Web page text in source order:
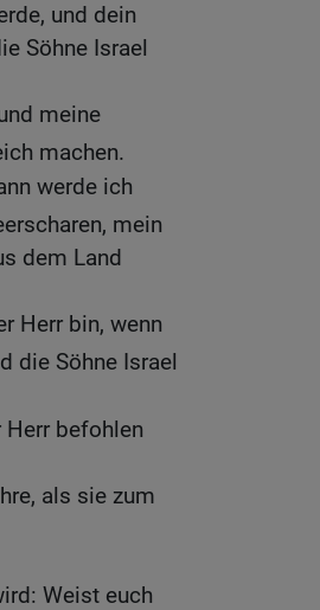
und dein
Söhne Israel
meine
machen.
werde ich
mein
dem Land
Herr bin, wenn
die Söhne Israel
Herr befohlen
als sie zum
Weist euch